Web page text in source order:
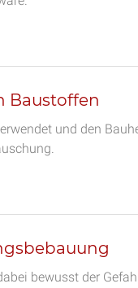
Baustoffen
und den
bewusst der